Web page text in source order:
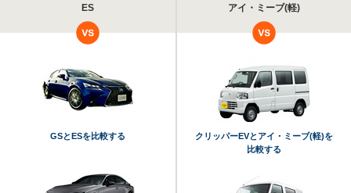
ES
アイ・ミーブ(軽)
GSとESを比較する
クリッパーEVとアイ・ミーブ(軽)を
比較する